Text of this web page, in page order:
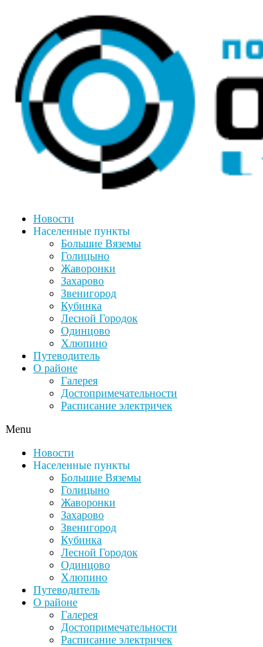
Новости
Населенные пункты
Большие Вяземы
Голицыно
Жаворонки
Захарово
Звенигород
Кубинка
Лесной Городок
Одинцово
Хлюпино
Путеводитель
О районе
Галерея
Достопримечательности
Расписание электричек
Menu
Новости
Населенные пункты
Большие Вяземы
Голицыно
Жаворонки
Захарово
Звенигород
Кубинка
Лесной Городок
Одинцово
Хлюпино
Путеводитель
О районе
Галерея
Достопримечательности
Расписание электричек